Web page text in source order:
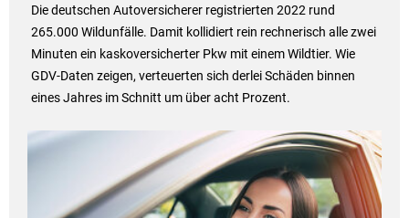
Die deutschen Autoversicherer registrierten 2022 rund
265.000 Wildunfälle. Damit kollidiert rein rechnerisch alle zwei
Minuten ein kaskoversicherter Pkw mit einem Wildtier. Wie
GDV-Daten zeigen, verteuerten sich derlei Schäden binnen
eines Jahres im Schnitt um über acht Prozent.